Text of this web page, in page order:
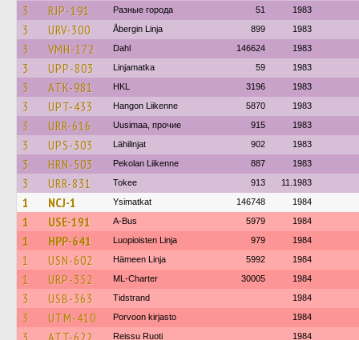
3 RJP-191 Разные города 51 1983
3 URV-300 Åbergin Linja 899 1983
3 VMH-172 Dahl 146624 1983
3 UPP-803 Linjamatka 59 1983
3 ATK-981 HKL 3196 1983
3 UPT-433 Hangon Liikenne 5870 1983
3 URR-616 Uusimaa, прочие 915 1983
3 UPS-303 Lähilinjat 902 1983
3 HRN-503 Pekolan Liikenne 887 1983
3 URR-831 Tokee 913 11.1983
1 NCJ-1 Ysimatkat 146748 1984
1 USE-191 A-Bus 5979 1984
1 HPP-641 Luopioisten Linja 979 1984
1 USN-602 Hämeen Linja 5992 1984
1 URP-352 ML-Charter 30005 1984
3 USB-363 Tidstrand 1984
3 UTM-410 Porvoon kirjasto 1984
3 ATT-622 Reissu Ruoti 1984